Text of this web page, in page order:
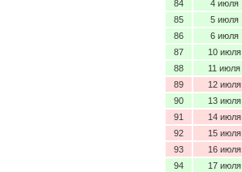
84
4 июля
85
5 июля
86
6 июля
87
10 июля
88
11 июля
89
12 июля
90
13 июля
91
14 июля
92
15 июля
93
16 июля
94
17 июля